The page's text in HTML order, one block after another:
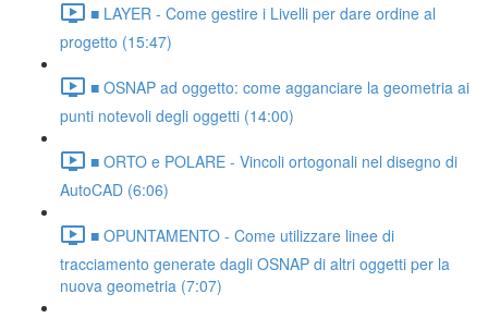
■ LAYER - Come gestire i Livelli per dare ordine al
progetto (15:47)
■ OSNAP ad oggetto: come agganciare la geometria ai
punti notevoli degli oggetti (14:00)
■ ORTO e POLARE - Vincoli ortogonali nel disegno di
AutoCAD (6:06)
■ OPUNTAMENTO - Come utilizzare linee di
tracciamento generate dagli OSNAP di altri oggetti per la
nuova geometria (7:07)